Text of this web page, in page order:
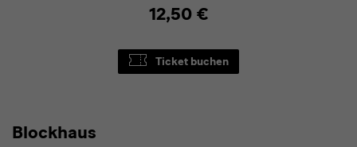
12,50 €
Ticket buchen
Blockhaus
Blockhaus